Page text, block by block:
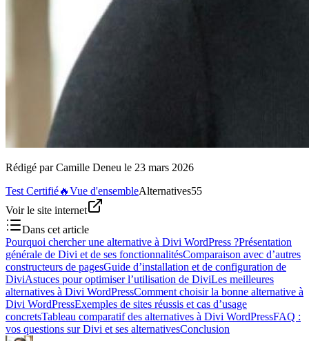
Rédigé par Camille Deneu le 23 mars 2026
Test Certifié🔥Vue d'ensembleAlternatives55
Voir le site internet
Dans cet article
Pourquoi chercher une alternative à Divi WordPress ?Présentation
générale de Divi et de ses fonctionnalitésComparaison avec d’autres
constructeurs de pagesGuide d’installation et de configuration de
DiviAstuces pour optimiser l’utilisation de DiviLes meilleures
alternatives à Divi WordPressComment choisir la bonne alternative à
Divi WordPressExemples de sites réussis et cas d’usage
concretsTableau comparatif des alternatives à Divi WordPressFAQ :
vos questions sur Divi et ses alternativesConclusion